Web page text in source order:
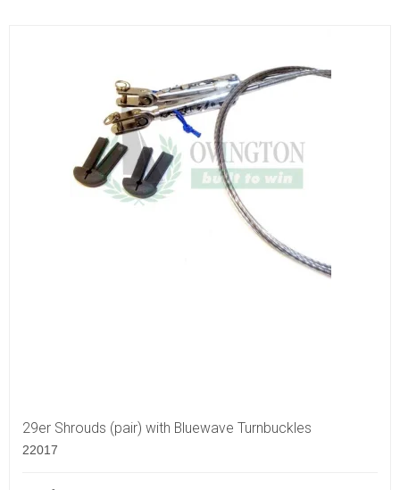
29er Shrouds (pair) with Bluewave Turnbuckles
22017